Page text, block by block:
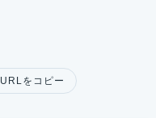
URLをコピー